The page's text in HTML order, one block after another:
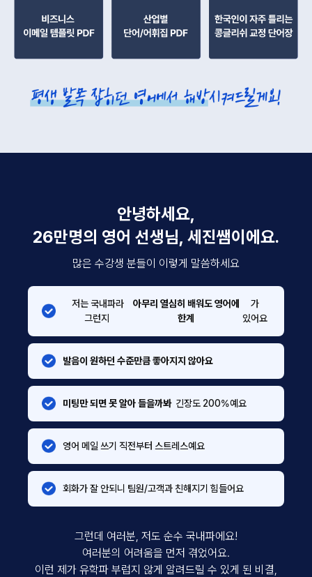
안녕하세요,
26만명의 영어 선생님, 세진쌤이에요.
많은 수강생 분들이 이렇게 말씀하세요
저는 국내파라
그런지
아무리 열심히 배워도 영어에
한계
가
있어요
발음이 원하던 수준만큼 좋아지지 않아요
미팅만 되면 못 알아 들을까봐긴장도 200%예요
영어 메일 쓰기 직전부터 스트레스예요
회화가 잘 안되니 팀원/고객과 친해지기 힘들어요
그런데 여러분, 저도 순수 국내파에요!
여러분의 어려움을 먼저 겪었어요.
이런 제가 유학파 부럽지 않게 알려드릴 수 있게 된 비결,